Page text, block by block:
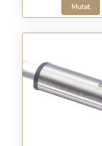
Mutat